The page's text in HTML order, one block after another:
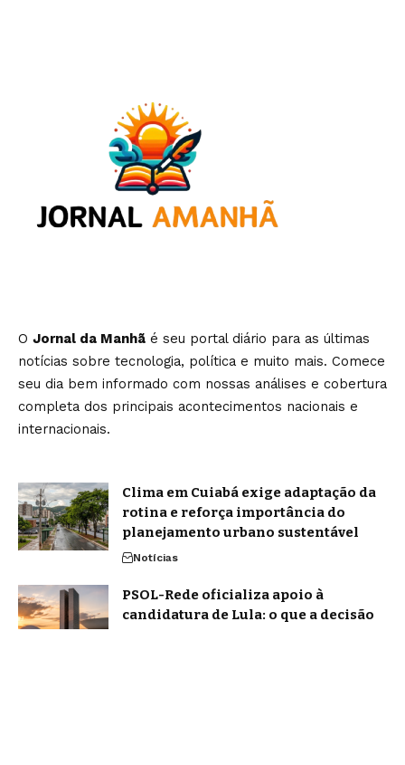
O Jornal da Manhã é seu portal diário para as últimas
notícias sobre tecnologia, política e muito mais. Comece
seu dia bem informado com nossas análises e cobertura
completa dos principais acontecimentos nacionais e
internacionais.
Clima em Cuiabá exige adaptação da
rotina e reforça importância do
planejamento urbano sustentável
Notícias
PSOL-Rede oficializa apoio à
candidatura de Lula: o que a decisão